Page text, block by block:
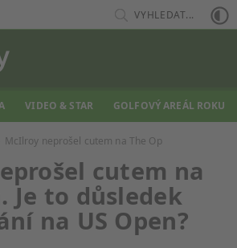
VYHLEDAT...
VIDEO & STAR GOLFOVÝ AREÁL ROKU
McIlroy neprošel cutem na The Op
cutem na
Je to důsledek
na US Open?